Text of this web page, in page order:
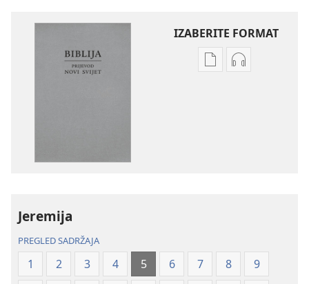
IZABERITE FORMAT
PostavkePostavke
Jeremija
PREGLED SADRŽAJA
1 2 3 4 5 6 7 8
9